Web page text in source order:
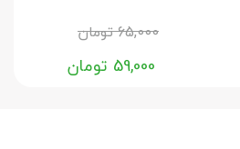
65,000تومان
59,000 تومان